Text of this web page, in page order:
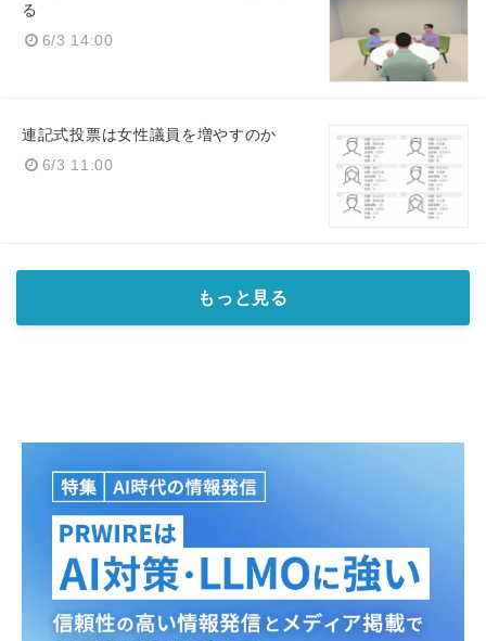
る
6/3 14:00
連記式投票は女性議員を増やすのか
6/3 11:00
もっと見る